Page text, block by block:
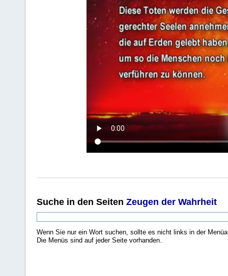
Suche in den Seiten Zeugen der Wahrheit
Wenn Sie nur ein Wort suchen, sollte es nicht links in der
Die Menüs sind auf jeder Seite vorhanden..